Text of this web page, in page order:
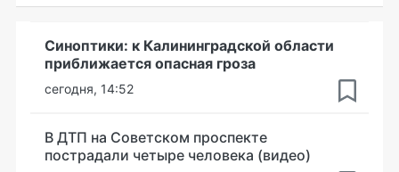
Синоптики: к Калининградской области
приближается опасная гроза
сегодня, 14:52
В ДТП на Советском проспекте
пострадали четыре человека (видео)